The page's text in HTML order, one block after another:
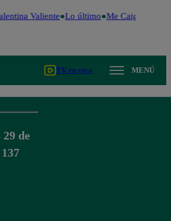
Valiente Lo último Me Caigo de Risa
TV en vivo MENÚ
de